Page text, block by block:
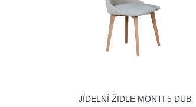
JÍDELNÍ ŽIDLE MONTI 5 DUB